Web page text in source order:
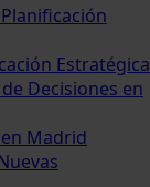
Estratégica
Decisiones en
Madrid